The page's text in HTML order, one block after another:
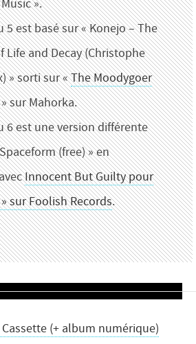
».
5 est basé sur « Konejo – The
Life and Decay (Christophe
» sorti sur «The Moodygoer
sur Mahorka.
6 est une version différente
(free) » en
Innocent But Guilty pour
sur Foolish Records.
(+ album numérique)